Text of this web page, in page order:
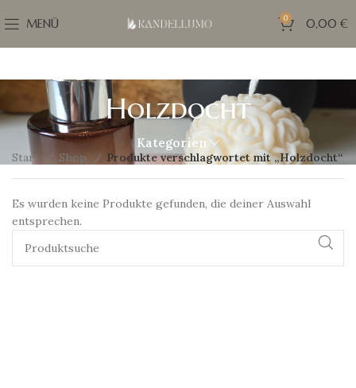
MENÜ 0 0,00 €
Holzdocht
Kategorien
Start Shop Produkte verschlagwortet mit „Holzdocht“
Es wurden keine Produkte gefunden, die deiner Auswahl
entsprechen.